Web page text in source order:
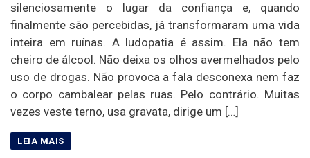
silenciosamente o lugar da confiança e, quando
finalmente são percebidas, já transformaram uma vida
inteira em ruínas. A ludopatia é assim. Ela não tem
cheiro de álcool. Não deixa os olhos avermelhados pelo
uso de drogas. Não provoca a fala desconexa nem faz
o corpo cambalear pelas ruas. Pelo contrário. Muitas
vezes veste terno, usa gravata, dirige um […]